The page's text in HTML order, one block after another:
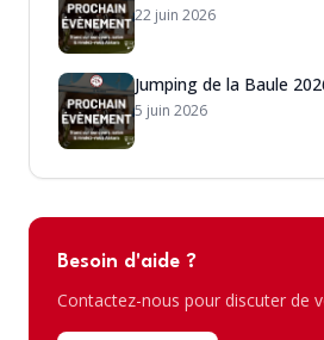
22 juin 2026
Jumping de la Baule
5 juin 2026
Besoin d'aide ?
Contactez-nous pour discuter de